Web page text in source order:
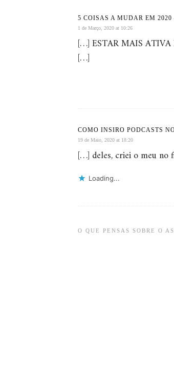
5 COISAS A MUDAR EM
1 de Março, 2020 at 10:26
[…] ESTAR MAIS ATIVA
[…]
COMO INSIRO PODCASTS
19 de Maio, 2020 at 18:20
[…] deles, criei o meu no
Loading...
O QUE PENSAS SOBRE O